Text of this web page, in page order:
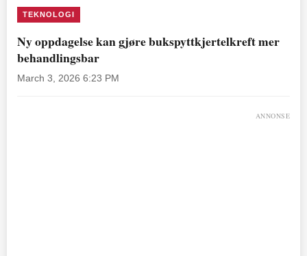
TEKNOLOGI
Ny oppdagelse kan gjøre bukspyttkjertelkreft mer
behandlingsbar
March 3, 2026 6:23 PM
ANNONSE